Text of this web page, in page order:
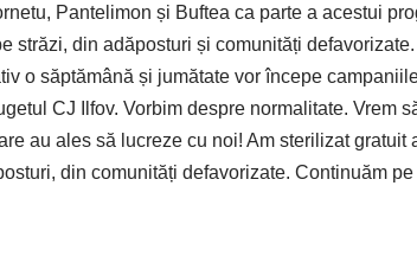
Pantelimon și Buftea ca parte a acestui
străzi, din adăposturi și comunități
o săptămână și jumătate vor începe
CJ Ilfov. Vorbim despre normalitate. Vrem
au ales să lucreze cu noi! Am sterilizat
din comunități defavorizate. Continuăm